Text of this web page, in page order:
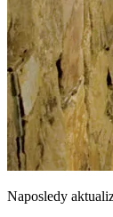
Naposledy